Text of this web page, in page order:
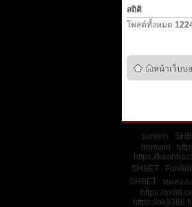
สถิติ
โพสต์ทั้งหมด
หน้าเว็บบ
sunwin
bomwin
https://
SHBET
SHBET
ทดลอง
https://
https://